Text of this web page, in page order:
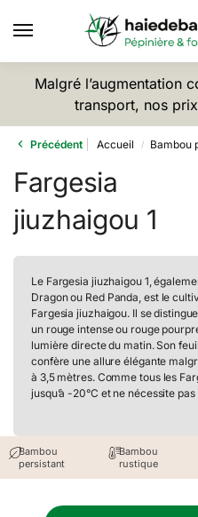
Malgré l’augmentation
transport, nos
Précédent Accueil / Bambou
Fargesia
jiuzhaigou 1
Le Fargesia jiuzhaigou 1,
Dragon ou Red Panda, est le
Fargesia jiuzhaigou. Il se
un rouge intense ou rouge
lumière directe du matin. Son
confère une allure élégante
à 3,5 mètres. Comme tous les
jusqu’à -20°C et ne nécessite
Bambou
persistant
Bambou
rustique